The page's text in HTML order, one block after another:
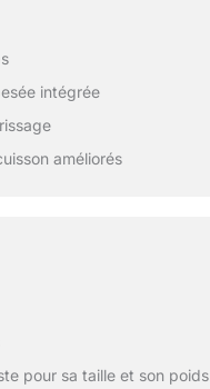
intégrée
améliorés
pour sa taille et son poids